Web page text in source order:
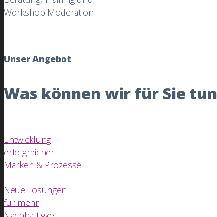
Workshop Moderation.
Unser Angebot
Was können wir für Sie
Entwicklung
erfolgreicher
Marken & Prozesse
Neue Lösungen
für mehr